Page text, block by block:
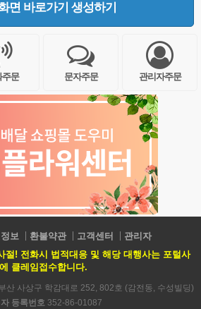
면 바로가기 생성하기
주문 문자주문 관리자주문
보 환불약관 고객센터
관리자
절! 전화시 법적대응 및 해당 대행사는 포털사
에 클레임접수합니다.
산 사상구 학감대로 252, 802호 (감전동, 수성빌딩)
등록번호 352-86-01087